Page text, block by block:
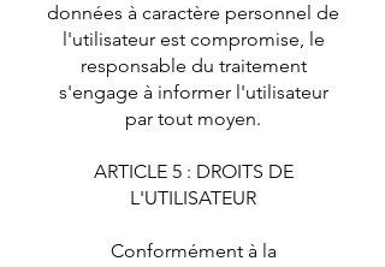
données à caractère personnel de
l'utilisateur est compromise, le
responsable du traitement
s'engage à informer l'utilisateur
par tout moyen.
ARTICLE 5 : DROITS DE
L'UTILISATEUR
Conformément à la